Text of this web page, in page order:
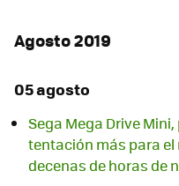
Agosto 2019
05 agosto
Sega Mega Drive
tentación más para
decenas de horas de